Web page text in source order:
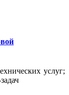
услуг;